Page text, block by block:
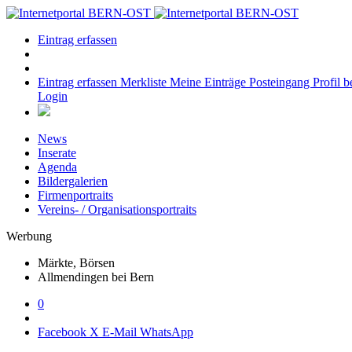
Eintrag erfassen
Eintrag erfassen Merkliste Meine Einträge Posteingang Profil
Login
News
Inserate
Agenda
Bildergalerien
Firmenportraits
Vereins- / Organisationsportraits
Werbung
Märkte, Börsen
Allmendingen bei Bern
0
Facebook X E-Mail WhatsApp